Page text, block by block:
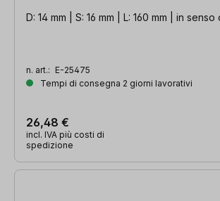
D: 14 mm | S: 16 mm | L: 160 mm | in senso
n. art.: E-25475
Tempi di consegna 2 giorni lavorativi
26,48 €
incl. IVA più costi di
spedizione